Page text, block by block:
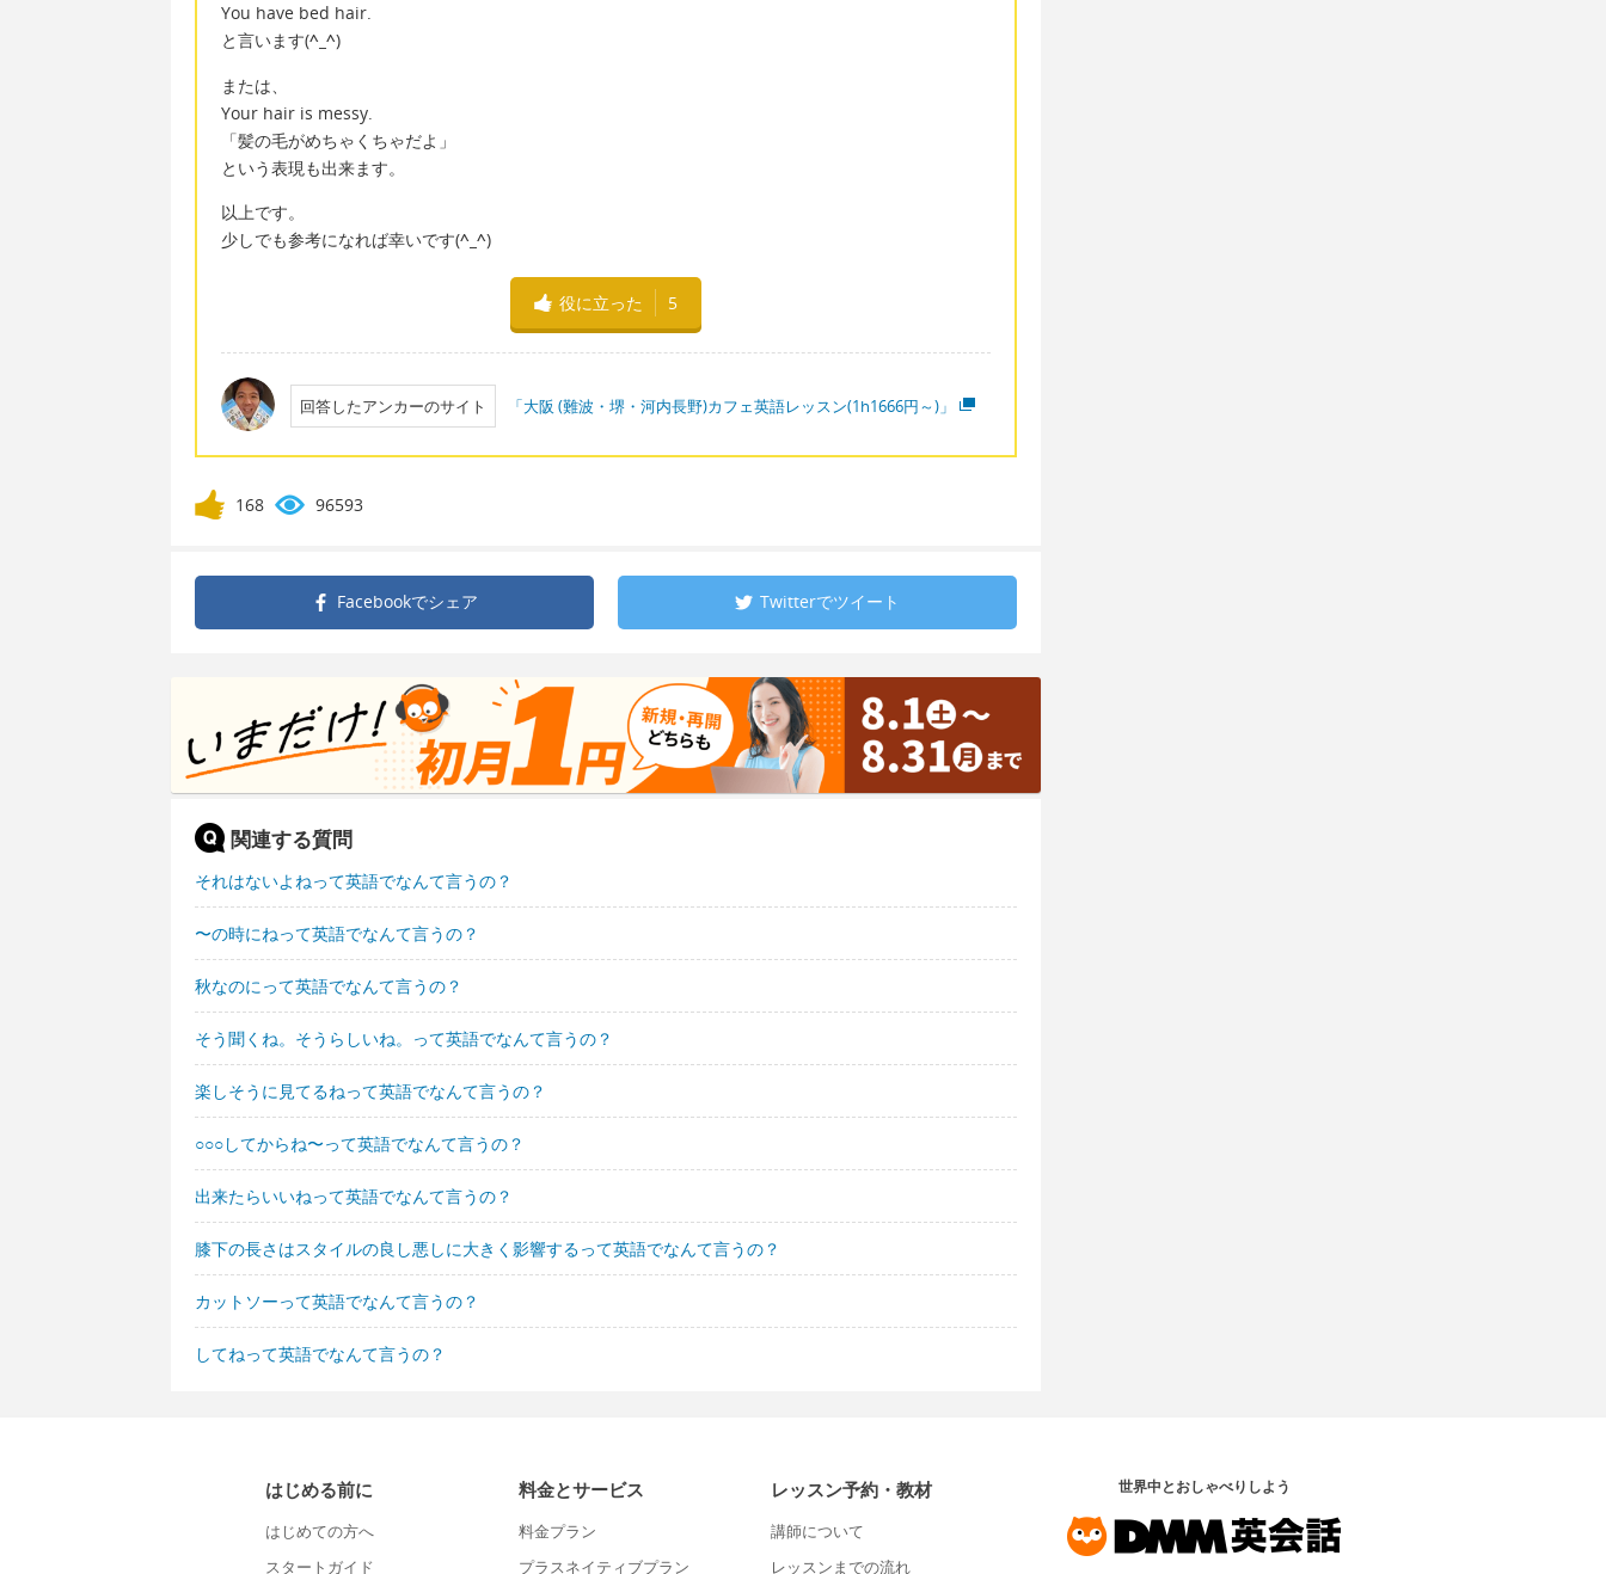
You have bed hair.
と言います(^_^)
または、
Your hair is messy.
「髪の毛がめちゃくちゃだよ」
という表現も出来ます。
以上です。
少しでも参考になれば幸いです(^_^)
役に立った 5
回答したアンカーのサイト 「大阪 (難波・堺・河内長野)カフェ英語レッスン(1h1666円～)」
168 96593
Facebookでシェア Twitterでツイート
関連する質問
それはないよねって英語でなんて言うの？
〜の時にねって英語でなんて言うの？
秋なのにって英語でなんて言うの？
そう聞くね。そうらしいね。って英語でなんて言うの？
楽しそうに見てるねって英語でなんて言うの？
○○○してからね〜って英語でなんて言うの？
出来たらいいねって英語でなんて言うの？
膝下の長さはスタイルの良し悪しに大きく影響するって英語でなんて言うの？
カットソーって英語でなんて言うの？
してねって英語でなんて言うの？
はじめる前に
はじめての方へ
スタートガイド
料金とサービス
料金プラン
プラスネイティブプラン
レッスン予約・教材
講師について
レッスンまでの流れ
世界中とおしゃべりしよう